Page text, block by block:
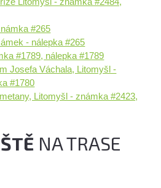
#265
- nálepka #265
#1789, nálepka #1789
Josefa Váchala, Litomyšl -
#1780
Litomyšl - známka #2423,
NA TRASE